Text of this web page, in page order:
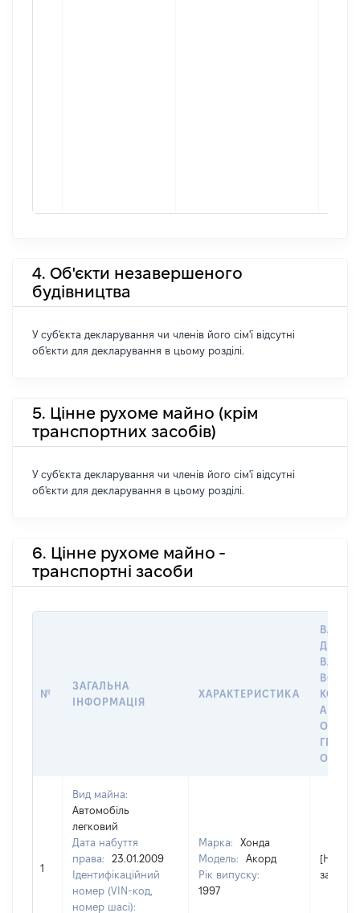
4. Об'єкти незавершеного
будівництва
У суб'єкта декларування чи членів його сім'ї відсутні
об'єкти для декларування в цьому розділі.
5. Цінне рухоме майно (крім
транспортних засобів)
У суб'єкта декларування чи членів його сім'ї відсутні
об'єкти для декларування в цьому розділі.
6. Цінне рухоме майно -
транспортні засоби
№
ЗАГАЛЬНА
ІНФОРМАЦІЯ
ХАРАКТЕРИСТИКА
ДАТУ
АБО
1
Вид майна:
Автомобіль
легковий
Дата набуття
права:
23.01.2009
Ідентифікаційний
номер (VIN-код,
номер шасі):
Марка:
Хонда
Модель:
Акорд
Рік випуску:
1997
[Не